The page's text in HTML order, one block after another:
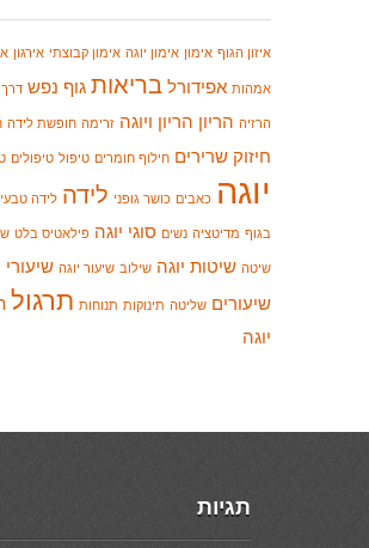
איזון הגוף אימון אימון יוגה אימון קבוצתי אירגון
אמהות אפידורל בריאות גוף נפש דרך
הרזיה הריון הריון ויוגה זרימה חופשת לידה
חיזוק שרירים חילוף חומרים טיפול טיפולים
יוגה כאבים כושר גופני לידה לידה
בגוף מדיטציה נשים סוגי יוגה פילאטיס בלט
שיטה שיטות יוגה שילוב שיעור יוגה שיעורי
שיעורים שליטה תינוקות תנוחות תרגול
יוגה
תגיות